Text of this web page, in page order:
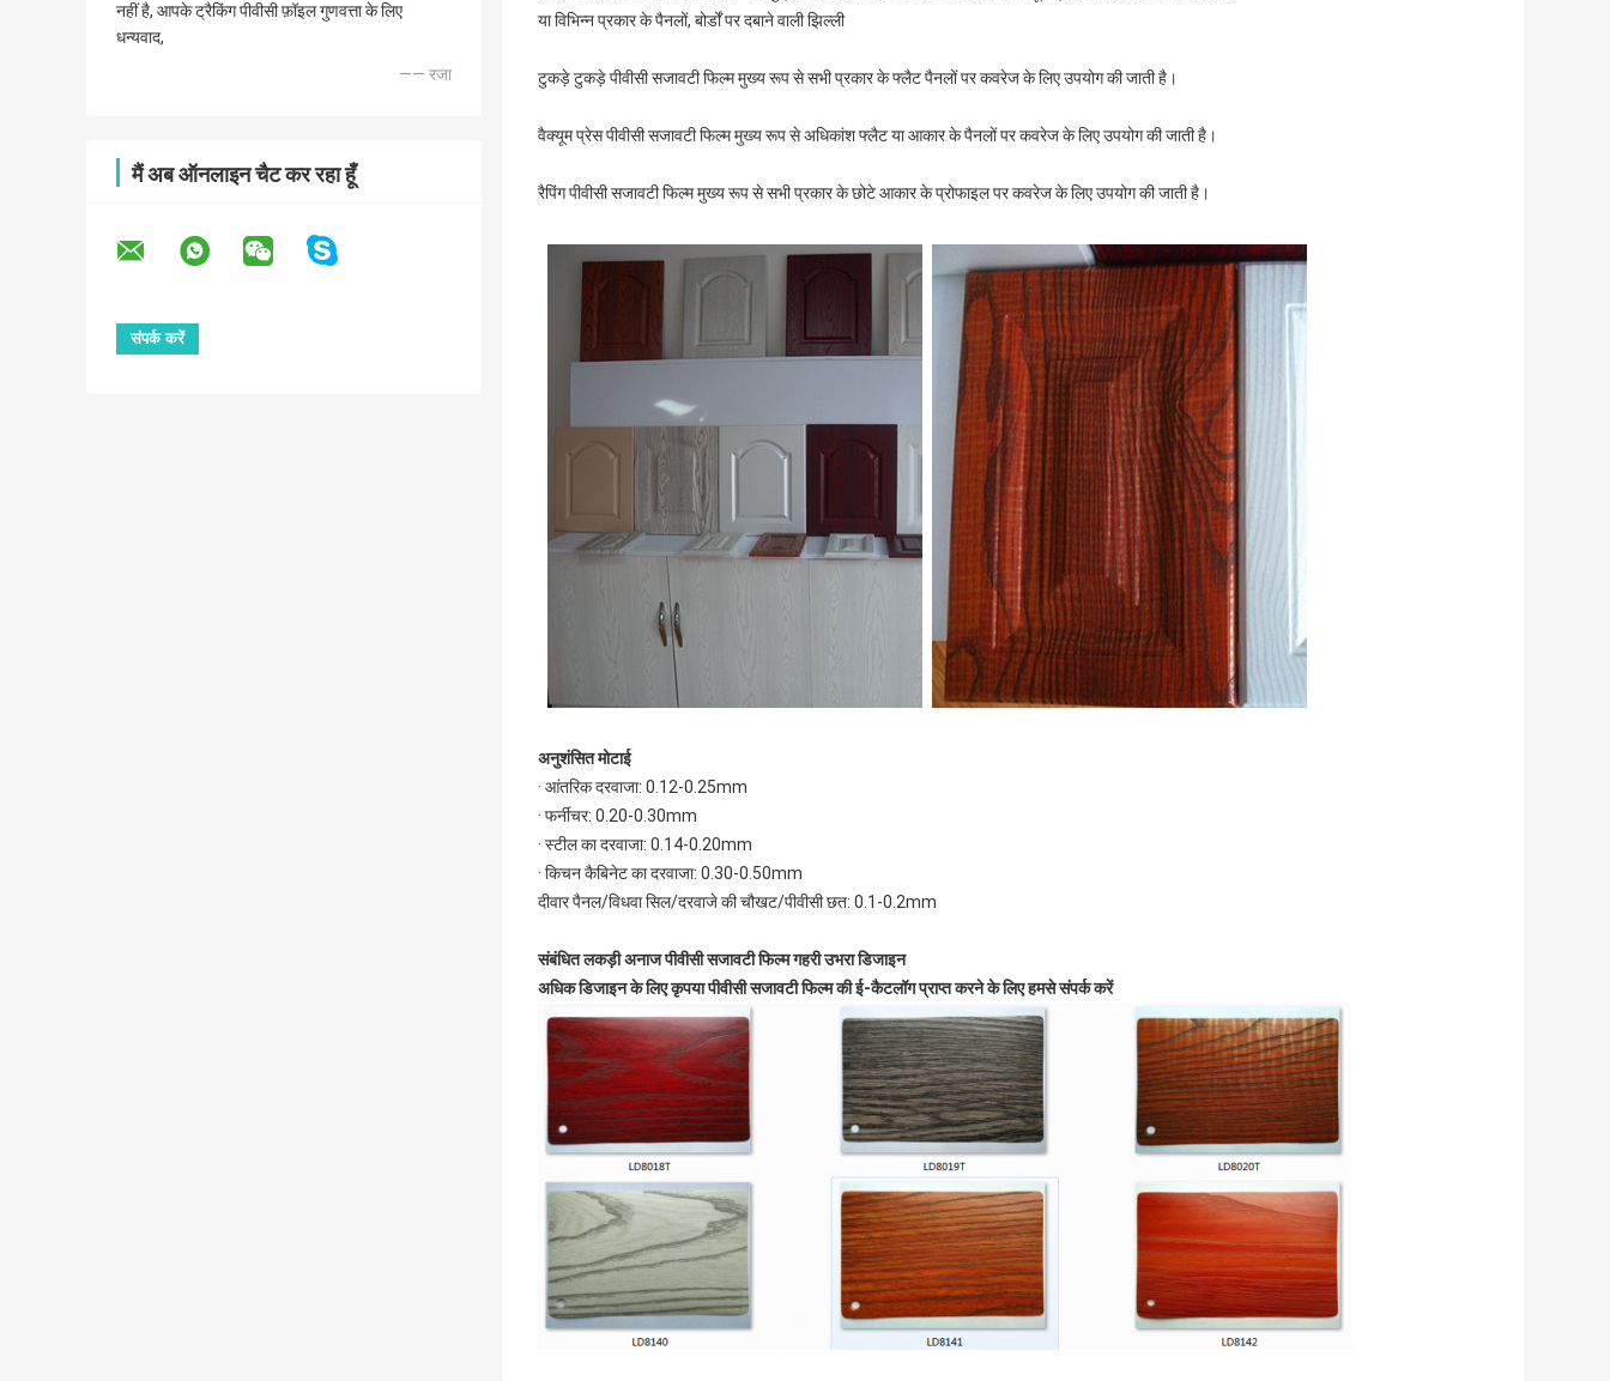
नहीं है, आपके ट्रैकिंग पीवीसी फ़ॉइल गुणवत्ता के लिए
धन्यवाद,
—— रजा
मैं अब ऑनलाइन चैट कर रहा हूँ
या विभिन्न प्रकार के पैनलों, बोर्डों पर दबाने वाली झिल्ली
टुकड़े टुकड़े पीवीसी सजावटी फिल्म मुख्य रूप से सभी प्रकार के फ्लैट पैनलों पर कवरेज के लिए उपयोग की जाती है।
वैक्यूम प्रेस पीवीसी सजावटी फिल्म मुख्य रूप से अधिकांश फ्लैट या आकार के पैनलों पर कवरेज के लिए उपयोग की जाती है।
रैपिंग पीवीसी सजावटी फिल्म मुख्य रूप से सभी प्रकार के छोटे आकार के प्रोफाइल पर कवरेज के लिए उपयोग की जाती है।
अनुशंसित मोटाई
· आंतरिक दरवाजा: 0.12-0.25mm
· फर्नीचर: 0.20-0.30mm
· स्टील का दरवाजा: 0.14-0.20mm
· किचन कैबिनेट का दरवाजा: 0.30-0.50mm
दीवार पैनल/विधवा सिल/दरवाजे की चौखट/पीवीसी छत: 0.1-0.2mm
संबंधित लकड़ी अनाज पीवीसी सजावटी फिल्म गहरी उभरा डिजाइन
अधिक डिजाइन के लिए कृपया पीवीसी सजावटी फिल्म की ई-कैटलॉग प्राप्त करने के लिए हमसे संपर्क करें